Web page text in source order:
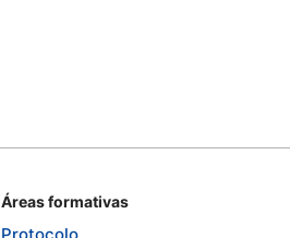
Áreas formativas
Protocolo